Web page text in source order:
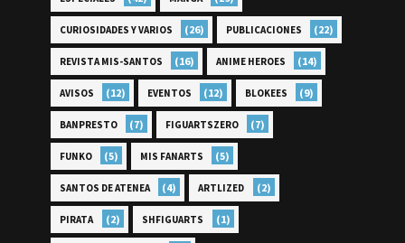
CURIOSIDADES Y VARIOS (26) PUBLICACIONES (22)
REVISTA MIS-SANTOS (16) ANIME HEROES (14)
AVISOS (12) EVENTOS (12) BLOKEES (9)
BANPRESTO (7) FIGUARTSZERO (7)
FUNKO (5) MIS FANARTS (5)
SANTOS DE ATENEA (4) ARTLIZED (2)
PIRATA (2) SHFIGUARTS (1)